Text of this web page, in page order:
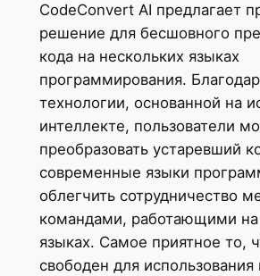
CodeConvert AI предлагает
решение для бесшовного
кода на нескольких языках
программирования.
технологии, основанной на
интеллекте, пользователи
преобразовать устаревший
современные языки
облегчить сотрудничество
командами, работающими на
языках. Самое приятное то,
свободен для использования